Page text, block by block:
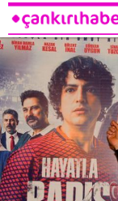
üzüldüğü kadar